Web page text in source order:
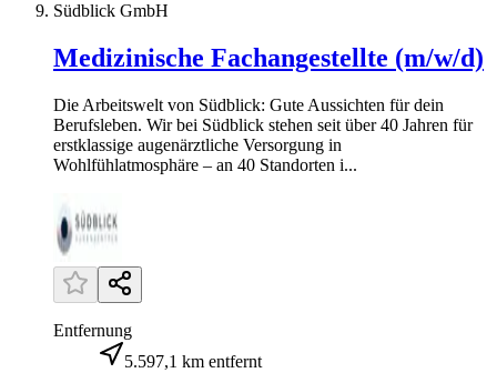
Südblick GmbH
Medizinische Fachangestellte (m/w/d)
Die Arbeitswelt von Südblick: Gute Aussichten für dein
Berufsleben. Wir bei Südblick stehen seit über 40 Jahren für
erstklassige augenärztliche Versorgung in
Wohlfühlatmosphäre – an 40 Standorten i...
Entfernung
5.597,1 km entfernt